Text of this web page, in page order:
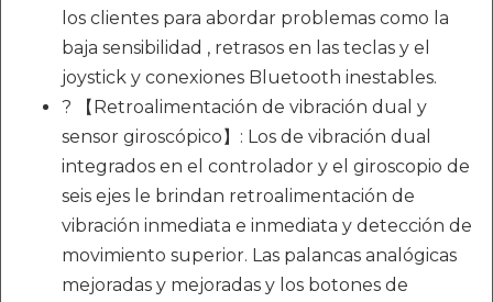
los clientes para abordar problemas como la
baja sensibilidad , retrasos en las teclas y el
joystick y conexiones Bluetooth inestables.
? 【Retroalimentación de vibración dual y
sensor giroscópico】: Los de vibración dual
integrados en el controlador y el giroscopio de
seis ejes le brindan retroalimentación de
vibración inmediata e inmediata y detección de
movimiento superior. Las palancas analógicas
mejoradas y mejoradas y los botones de